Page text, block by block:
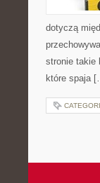
dotyczą
stronie takie
które spaja